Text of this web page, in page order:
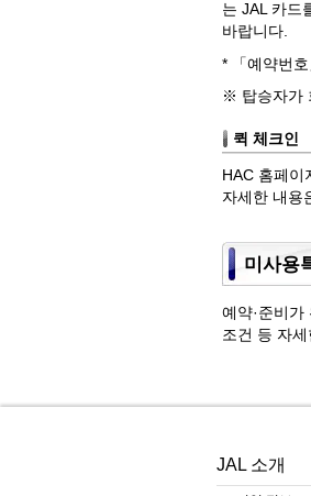
는 JAL 카드
바랍니다.
* 「예약번
※ 탑승자가
퀵 체크인
HAC 홈페
자세한 내용
미사용
예약·준비
조건 등 자세
JAL 소개